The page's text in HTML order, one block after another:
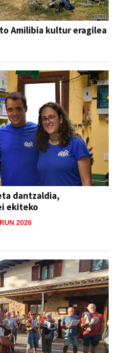
Amilibia kultur eragilea
dantzaldia,
ekiteko
2026